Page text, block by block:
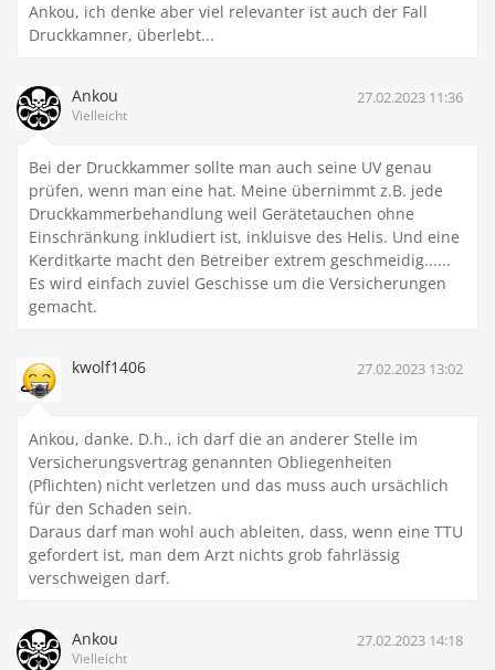
Ankou, ich denke aber viel relevanter ist auch der Fall
Druckkamner, überlebt...
Ankou
Vielleicht
27.02.2023 11:36
Bei der Druckkammer sollte man auch seine UV genau
prüfen, wenn man eine hat. Meine übernimmt z.B. jede
Druckkammerbehandlung weil Gerätetauchen ohne
Einschränkung inkludiert ist, inkluisve des Helis. Und eine
Kerditkarte macht den Betreiber extrem geschmeidig......
Es wird einfach zuviel Geschisse um die Versicherungen
gemacht.
kwolf1406 27.02.2023 13:02
Ankou, danke. D.h., ich darf die an anderer Stelle im
Versicherungsvertrag genannten Obliegenheiten
(Pflichten) nicht verletzen und das muss auch ursächlich
für den Schaden sein.
Daraus darf man wohl auch ableiten, dass, wenn eine TTU
gefordert ist, man dem Arzt nichts grob fahrlässig
verschweigen darf.
Ankou
Vielleicht
27.02.2023 14:18